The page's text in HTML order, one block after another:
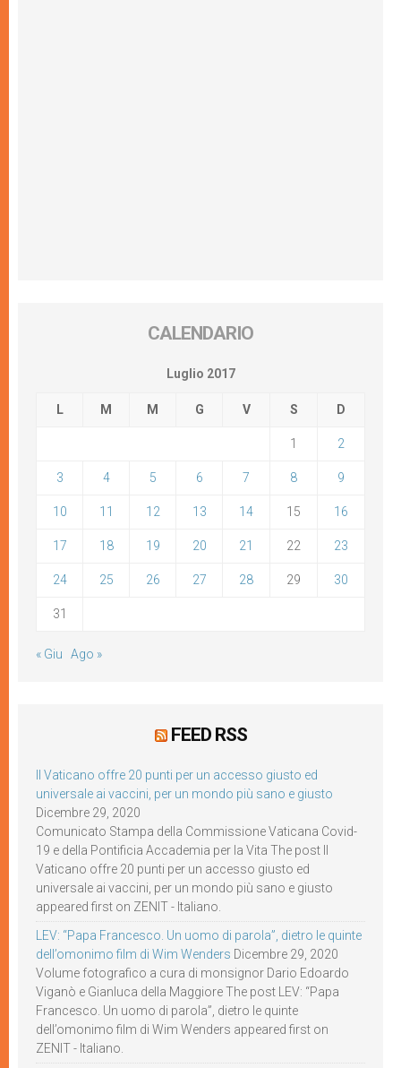
CALENDARIO
Luglio 2017
L M M G V S D
1 2
3 4 5 6 7 8 9
10 11 12 13 14 15 16
17 18 19 20 21 22 23
24 25 26 27 28 29 30
31
« Giu Ago »
FEED RSS
Il Vaticano offre 20 punti per un accesso giusto ed
universale ai vaccini, per un mondo più sano e giusto
Dicembre 29, 2020
Comunicato Stampa della Commissione Vaticana Covid-
19 e della Pontificia Accademia per la Vita The post Il
Vaticano offre 20 punti per un accesso giusto ed
universale ai vaccini, per un mondo più sano e giusto
appeared first on ZENIT - Italiano.
LEV: “Papa Francesco. Un uomo di parola”, dietro le quinte
dell’omonimo film di Wim Wenders Dicembre 29, 2020
Volume fotografico a cura di monsignor Dario Edoardo
Viganò e Gianluca della Maggiore The post LEV: “Papa
Francesco. Un uomo di parola”, dietro le quinte
dell’omonimo film di Wim Wenders appeared first on
ZENIT - Italiano.